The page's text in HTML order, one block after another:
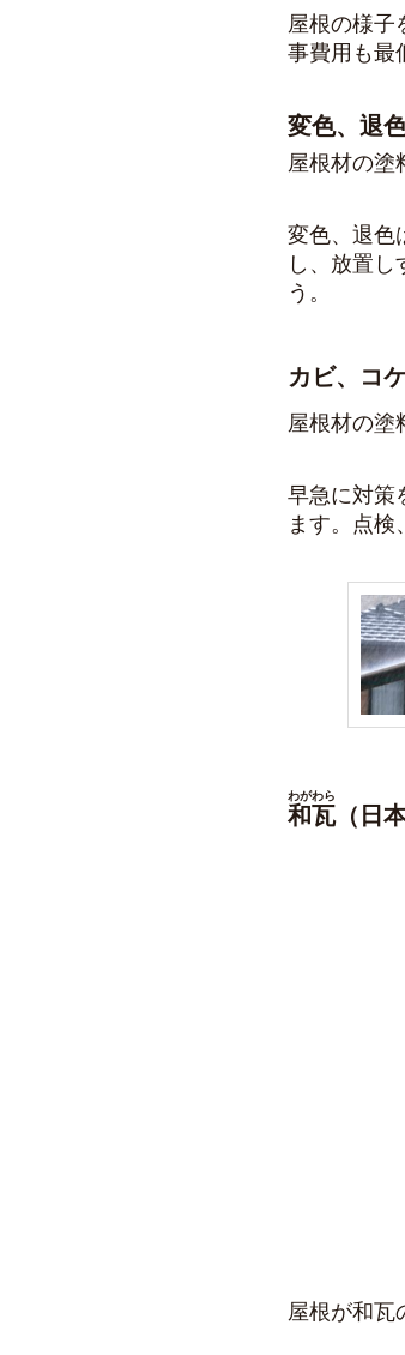
屋根の様子
事費用も最
変色、退
屋根材の塗
変色、退色
し、放置
う。
カビ、コケ
屋根材の塗
早急に対策
ます。点検
和瓦
わがわら
（日
屋根が和瓦